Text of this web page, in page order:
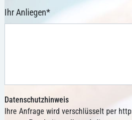
Ihr Anliegen*
Datenschutzhinweis
Ihre Anfrage wird verschlüsselt per